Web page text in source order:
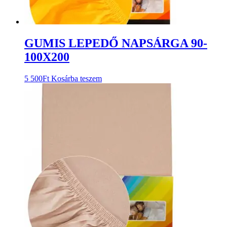
GUMIS LEPEDŐ NAPSÁRGA 90-
100X200
5 500Ft Kosárba teszem